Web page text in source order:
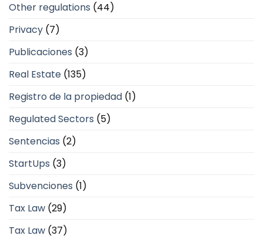
Other regulations (44)
Privacy (7)
Publicaciones (3)
Real Estate (135)
Registro de la propiedad (1)
Regulated Sectors (5)
Sentencias (2)
StartUps (3)
Subvenciones (1)
Tax Law (29)
Tax Law (37)